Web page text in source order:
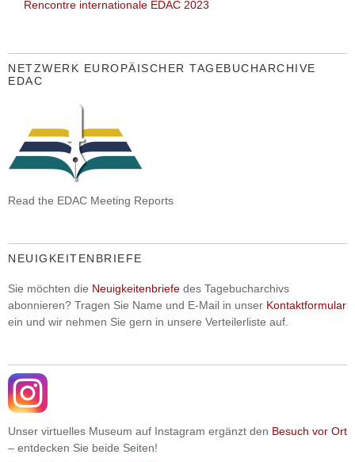
Rencontre internationale EDAC 2023
NETZWERK EUROPÄISCHER TAGEBUCHARCHIVE
EDAC
Read the EDAC Meeting Reports
NEUIGKEITENBRIEFE
Sie möchten die Neuigkeitenbriefe des Tagebucharchivs
abonnieren? Tragen Sie Name und E-Mail in unser Kontaktformular
ein und wir nehmen Sie gern in unsere Verteilerliste auf.
Unser virtuelles Museum auf Instagram ergänzt den Besuch vor Ort
– entdecken Sie beide Seiten!